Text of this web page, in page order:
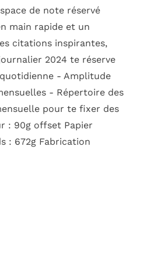
de note réservé
main rapide et un
citations inspirantes,
2024 te réserve
- Amplitude
- Répertoire des
pour te fixer des
: 90g offset Papier
: 672g Fabrication